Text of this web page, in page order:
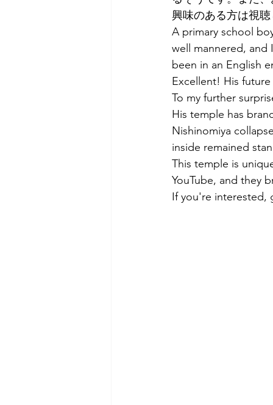
興味のある方は視
A primary school
well mannered, and
been in an English
Excellent! His
To my further
His temple has
Nishinomiya
inside remained
This temple is
YouTube, and they
If you're interested,